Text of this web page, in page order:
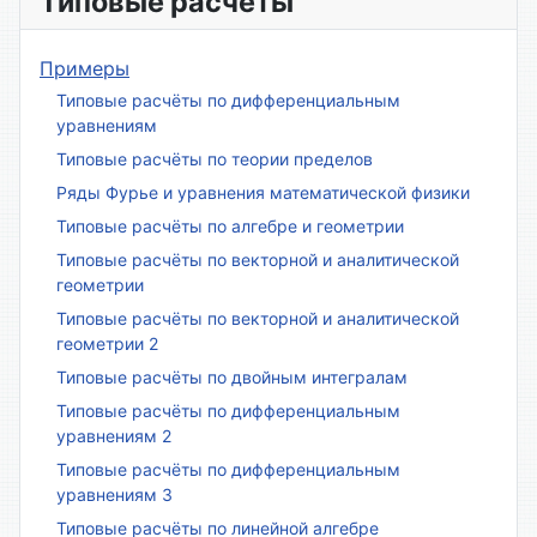
Примеры
Типовые расчёты по дифференциальным
уравнениям
Типовые расчёты по теории пределов
Ряды Фурье и уравнения математической физики
Типовые расчёты по алгебре и геометрии
Типовые расчёты по векторной и аналитической
геометрии
Типовые расчёты по векторной и аналитической
геометрии 2
Типовые расчёты по двойным интегралам
Типовые расчёты по дифференциальным
уравнениям 2
Типовые расчёты по дифференциальным
уравнениям 3
Типовые расчёты по линейной алгебре